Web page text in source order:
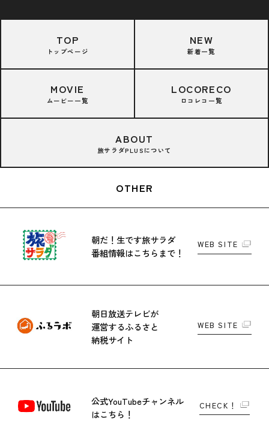
TOP
トップページ
NEW
新着一覧
MOVIE
ムービー一覧
LOCORECO
ロコレコ一覧
ABOUT
旅サラダPLUSについて
OTHER
朝だ！生です旅サラダ
番組情報はこちらまで！
WEB SITE
朝日放送テレビが
運営するふるさと
納税サイト
WEB SITE
公式YouTubeチャンネル
はこちら！
CHECK！